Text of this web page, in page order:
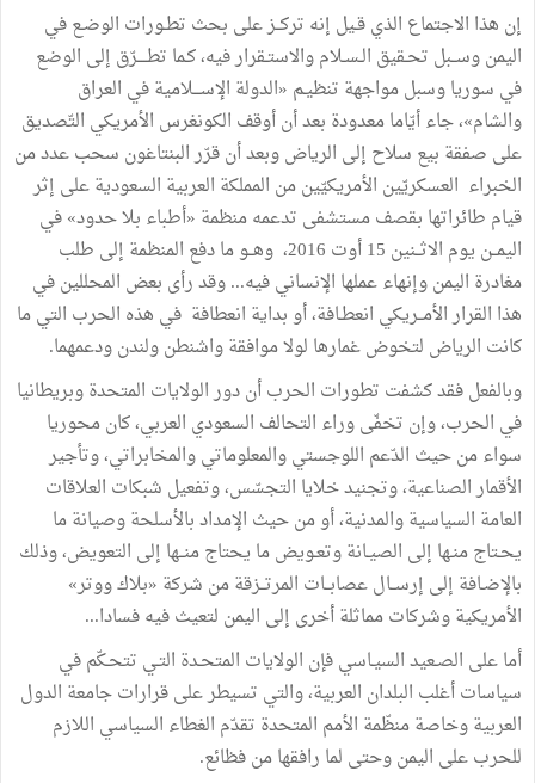
إن هذا الاجتماع الذيقـيل إنه تركــزعلى بحث تطـورات الوضـعفي
اليمنوســبل تحـقيق الـسـلاموالاستـقرارفيه،كـما تطــــرّق إلى الوضع
في سورياوسبلمواجهة تنظيـم «الدولة الإســـلاميةفي العراق
والشام»،جاءأيّامامعدودة بعدأنأوقف الكونغرس الأمريكي التّصديق
على صفقة بيع سلاح إلى الرياضوبعدأنقرّرالبنتاغون سحبعددمن
الخبراء العسكريّين الأمريكيّينمن المملكة العربية السعوديةعلى إثر
قيام طائراتها بقصفمستشفى تدعمهمنظمة «أطباء بلاحدود»في
اليمــن يوم الاثــنين 15أوت 2016، وهــومادفع المنظمة إلى طلب
مغادرة اليمنوإنهاءعملها الإنسانيفيه...وقدرأى بعض المحللينفي
هذا القرارالأمــريكي انعطـافة،أوبداية انعطافة في هذه الحرب التيما
كانت الرياض لتخوضغمارها لولاموافقةواشنطنولندنودعمهما.
وبالفعلفقدكشفت تطورات الحربأندورالولايات المتحدةوبريطانيا
في الحرب،وإن تخفّىوراء التحالف السعودي العربي،كانمحوريا
سواءمنحيث الدّعم اللوجستيوالمعلوماتيوالمخابراتي،وتأجير
الأقمارالصناعية،وتجنيدخلايا التجسّس،وتفعيل شبكات العلاقات
العامة السياسيةوالمدنية،أومنحيث الإمدادبالأسلحةوصيانةما
يحـتاجمنـها إلى الصيـانةوتعـويضما يحتاجمنــها إلى التعويض،وذلك
بالإضـافة إلى إرســالعصابــات المرتــزقةمن شركة «بلاكووتر»
الأمريكيةوشركاتمماثلةأخرى إلى اليمن لتعيثفيهفسادا...
أماعلى الصـعيدالسيـاسيفإن الولايات المتحـدة التـي تتحـكّمفي
سياساتأغلب البلدان العربية،والتي تسيطرعلىقراراتجامعة الدول
العربيةوخاصةمنظّمة الأمم المتحدة تقدّم الغطاء السياسي اللازم
للحربعلى اليمنوحتى لما رافقهامنفظائع.